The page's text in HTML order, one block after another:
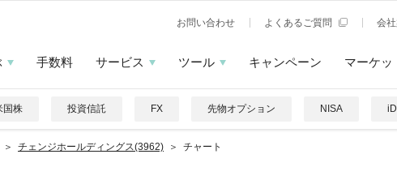
お問い合わせ よくあるご質問 会
手数料 サービス ツール キャンペーン マーケッ
国株 投資信託 FX 先物オプション NISA
チェンジホールディングス(3962) チャート